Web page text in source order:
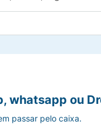
sob
whatsapp ou
passar pelo caixa.